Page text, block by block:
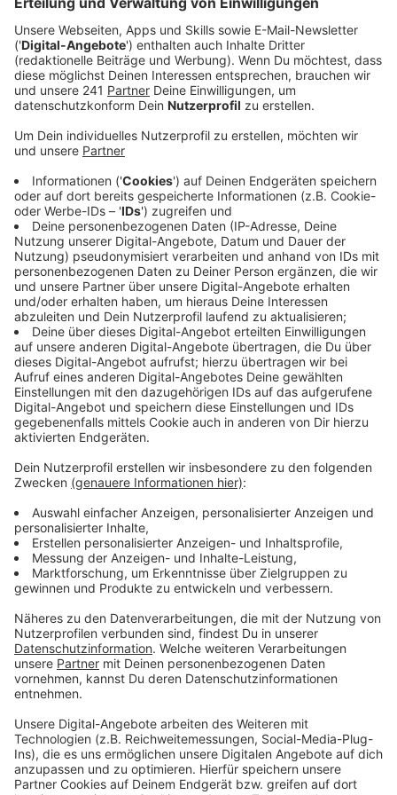
Veröffentlicht:Dienstag, 16.12.2025 06:36
Anzeige
1,5 Milliarden Euro – um diesen beträchtlichen Betrag
werden. Eine Nachricht, die in Anbetracht des
Haushaltsloch nicht ermutigend klingt. Die
Stadtverwaltung machte aber deutlich: Es gehe nicht
darum, mehr Geld auszugeben, sondern Rechnungen
bezahlen und flexibel bleiben zu können – zum Beispiel
bei der Umschuldung von Krediten. So könnten sogar
Zinsen gespart werden.
Anzeige
Klare Mehrheit für Kredite
Anzeige
Liquiditätskredite. Nur die AfD Fraktion stimmte
dagegen und prangerte fehlende Haushaltsdisziplin an.
Anzeige
Mehr Nachrichten aus Leverkusen
Anzeige
Leverkusener sammeln Spenden für Brandopfer
Anmelden für den Halbmarathon